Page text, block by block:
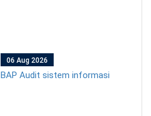
06 Aug 2026
BAP Audit sistem informasi